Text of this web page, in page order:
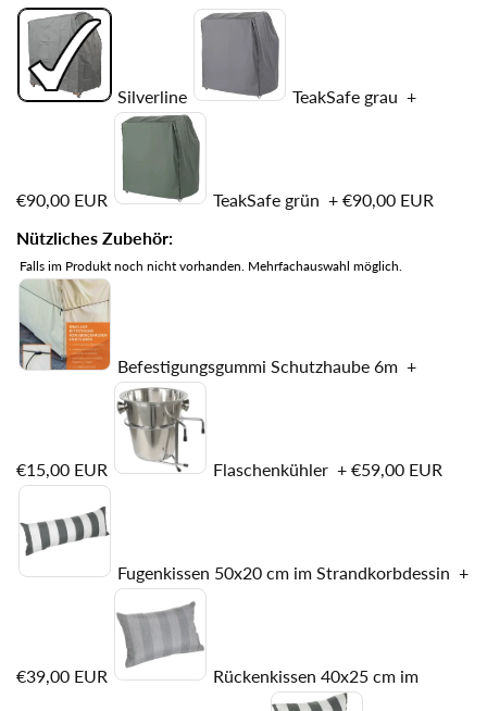
Silverline TeakSafe grau +
€90,00 EUR TeakSafe grün + €90,00 EUR
Nützliches Zubehör:
Falls im Produkt noch nicht vorhanden. Mehrfachauswahl möglich.
Befestigungsgummi Schutzhaube 6m +
€15,00 EUR Flaschenkühler + €59,00 EUR
Fugenkissen 50x20 cm im Strandkorbdessin +
€39,00 EUR Rückenkissen 40x25 cm im